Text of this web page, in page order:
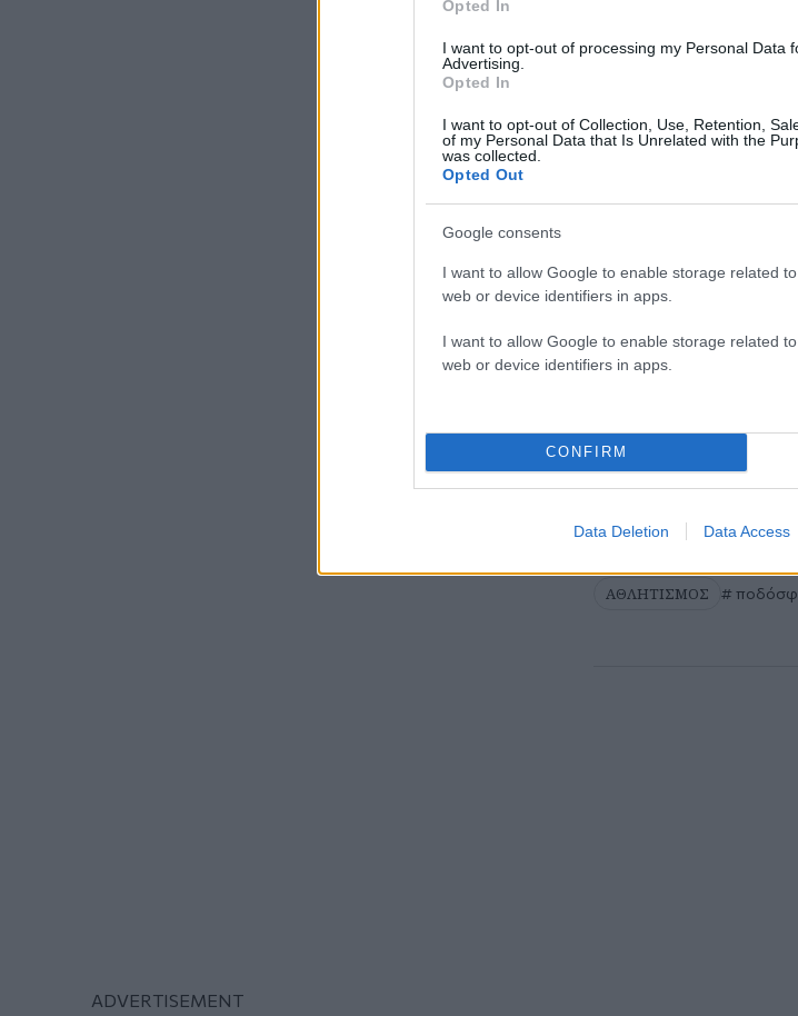
Opted In
I want to opt-out of processing my Personal Data
Advertising.
Opted In
I want to opt-out of Collection, Use, Retention,
of my Personal Data that Is Unrelated with the
was collected.
Opted Out
Google consents
I want to allow Google to enable storage related
web or device identifiers in apps.
I want to allow Google to enable storage related
web or device identifiers in apps.
CONFIRM
Data Deletion Data Access
Νόρντφελντ,
Σβάνμπεργκ), Αγιάρι,
Γκιόκερες.
ΤΥΝΗΣΙΑ:Τσαμάκ,
Γκάρμπι), Σλιμανέ (84'
Κάνε
ΑΘΛΗΤΙΣΜΟΣ